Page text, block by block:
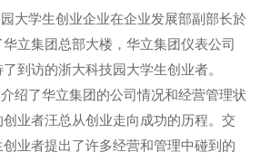
大学生创业企业在企业发展部副部长於
立集团总部大楼，华立集团仪表公司
到访的浙大科技园大学生创业者。
绍了华立集团的公司情况和经营管理状
业者汪总从创业走向成功的历程。交
业者提出了许多经营和管理中碰到的